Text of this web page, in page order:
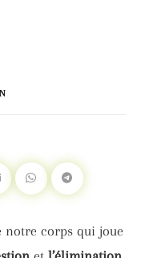
notre corps qui joue